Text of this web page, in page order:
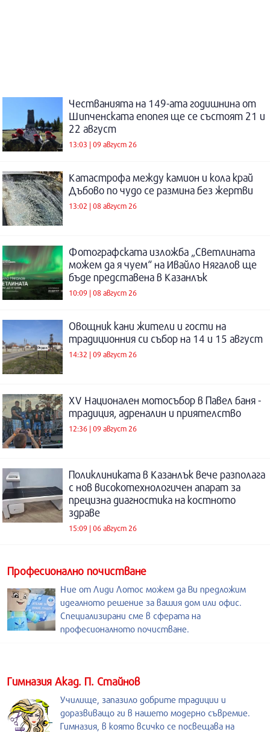
Честванията на 149-ата годишнина от
Шипченската епопея ще се състоят 21 и
22 август
13:03 | 09 август 26
Катастрофа между камион и кола край
Дъбово по чудо се размина без жертви
13:02 | 08 август 26
Фотографската изложба „Светлината
можем да я чуем“ на Ивайло Нягалов ще
бъде представена в Казанлък
10:09 | 08 август 26
Овощник кани жители и гости на
традиционния си събор на 14 и 15 август
14:32 | 09 август 26
XV Национален мотосъбор в Павел баня -
традиция, адреналин и приятелство
12:36 | 09 август 26
Поликлиниката в Казанлък вече разполага
с нов високотехнологичен апарат за
прецизна диагностика на костното
здраве
15:09 | 06 август 26
Професионално почистване
Ние от Лиди Лотос можем да Ви предложим
идеалното решение за вашия дом или офис.
Специализирани сме в сферата на
професионалното почистване.
Гимназия Акад. П. Стайнов
Училище, запазило добрите традиции и
доразвиващо ги в нашето модерно съвремие.
Гимназия, в която всичко се посвещава на